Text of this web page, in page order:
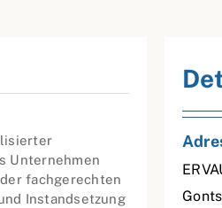
Unternehmen
fachgerechten
Instandsetzung